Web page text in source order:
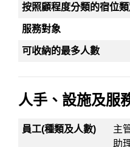
按照顧程度分類的宿位類
服務對象
可收納的最多人數
人手、設施及服
員工(種類及人數)
主
助